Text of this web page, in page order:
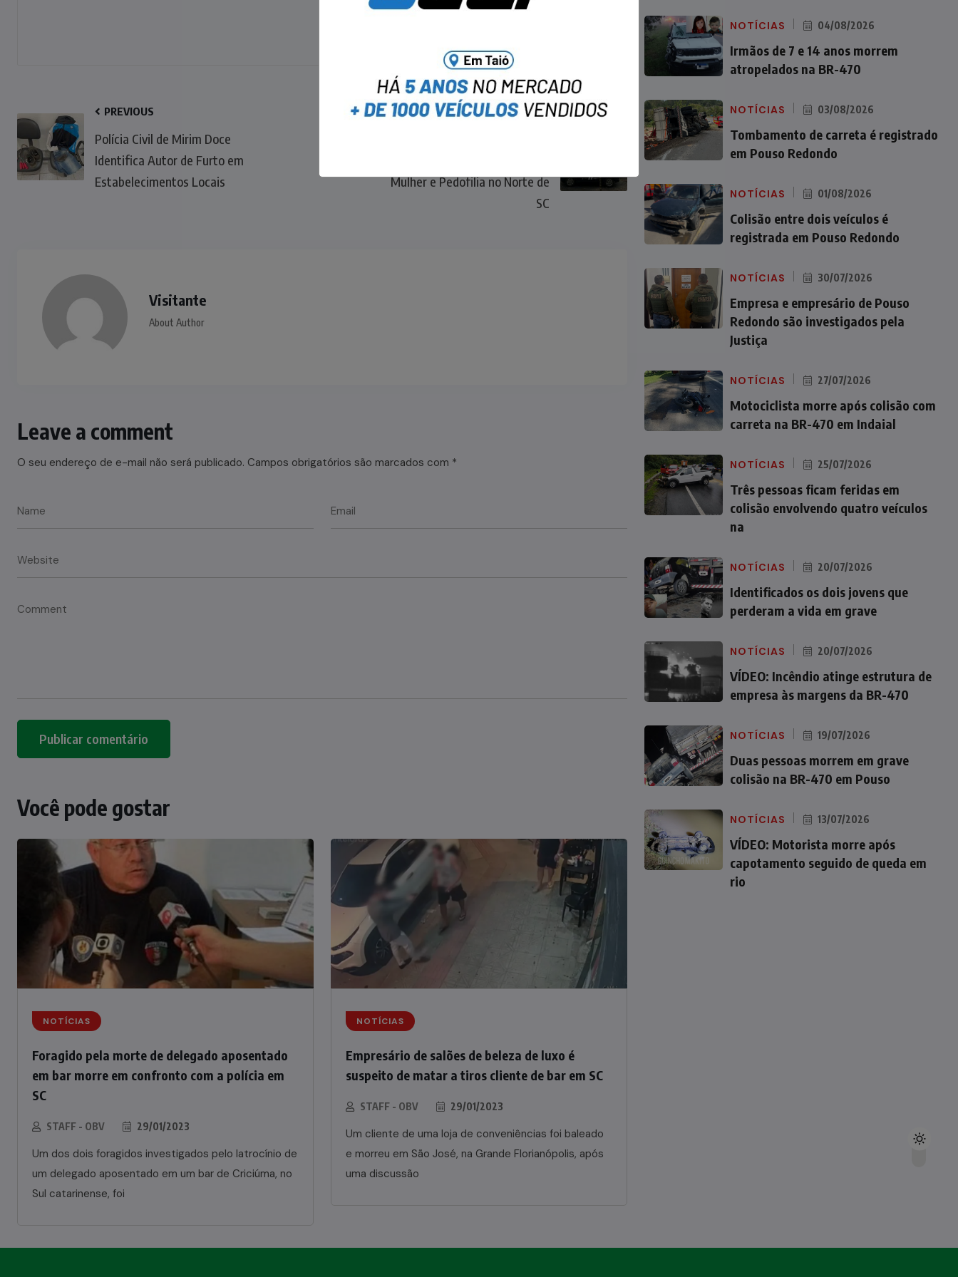
PREVIOUS
Polícia Civil de Mirim Doce
Identifica Autor de Furto em
Estabelecimentos Locais
NEXT
Mulher e Pedofilia no Norte de
SC
Visitante
About Author
Leave a comment
O seu endereço de e-mail não será publicado. Campos obrigatórios são marcados com *
Você pode gostar
NOTÍCIAS
Foragido pela morte de delegado aposentado
em bar morre em confronto com a polícia em
SC
STAFF - OBV 29/01/2023
Um dos dois foragidos investigados pelo latrocínio de
um delegado aposentado em um bar de Criciúma, no
Sul catarinense, foi
NOTÍCIAS
Empresário de salões de beleza de luxo é
suspeito de matar a tiros cliente de bar em SC
STAFF - OBV 29/01/2023
Um cliente de uma loja de conveniências foi baleado
e morreu em São José, na Grande Florianópolis, após
uma discussão
NOTÍCIAS 04/08/2026
Irmãos de 7 e 14 anos morrem
atropelados na BR-470
NOTÍCIAS 03/08/2026
Tombamento de carreta é registrado
em Pouso Redondo
NOTÍCIAS 01/08/2026
Colisão entre dois veículos é
registrada em Pouso Redondo
NOTÍCIAS 30/07/2026
Empresa e empresário de Pouso
Redondo são investigados pela
Justiça
NOTÍCIAS 27/07/2026
Motociclista morre após colisão com
carreta na BR-470 em Indaial
NOTÍCIAS 25/07/2026
Três pessoas ficam feridas em
colisão envolvendo quatro veículos
na
NOTÍCIAS 20/07/2026
Identificados os dois jovens que
perderam a vida em grave
NOTÍCIAS 20/07/2026
VÍDEO: Incêndio atinge estrutura de
empresa às margens da BR-470
NOTÍCIAS 19/07/2026
Duas pessoas morrem em grave
colisão na BR-470 em Pouso
NOTÍCIAS 13/07/2026
VÍDEO: Motorista morre após
capotamento seguido de queda em
rio